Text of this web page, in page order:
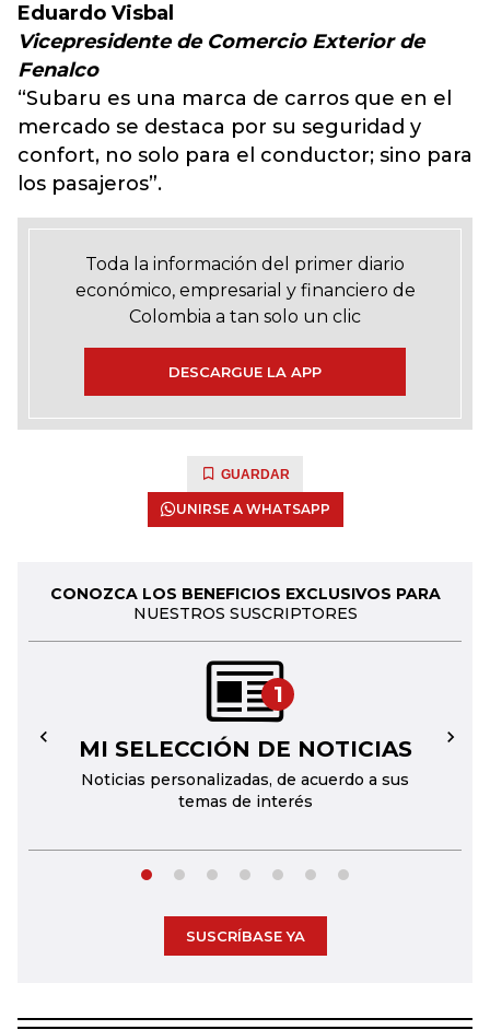
Eduardo Visbal
Vicepresidente de Comercio Exterior de
Fenalco
“Subaru es una marca de carros que en el
mercado se destaca por su seguridad y
confort, no solo para el conductor; sino para
los pasajeros”.
Toda la información del primer diario
económico, empresarial y financiero de
Colombia a tan solo un clic
DESCARGUE LA APP
GUARDAR
UNIRSE A WHATSAPP
CONOZCA LOS BENEFICIOS EXCLUSIVOS PARA
NUESTROS SUSCRIPTORES
1
MI SELECCIÓN DE NOTICIAS
Noticias personalizadas, de acuerdo a sus
temas de interés
← →
SUSCRÍBASE YA